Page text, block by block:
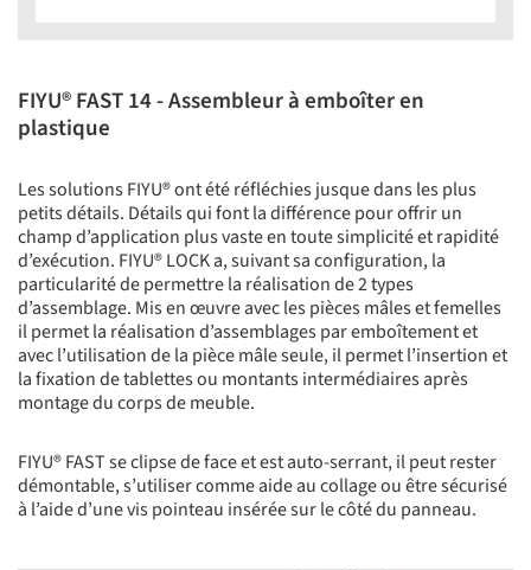
FIYU® FAST 14 - Assembleur à emboîter en
plastique
Les solutions FIYU® ont été réfléchies jusque dans les plus
petits détails. Détails qui font la différence pour offrir un
champ d’application plus vaste en toute simplicité et rapidité
d’exécution. FIYU® LOCK a, suivant sa configuration, la
particularité de permettre la réalisation de 2 types
d’assemblage. Mis en œuvre avec les pièces mâles et femelles
il permet la réalisation d’assemblages par emboîtement et
avec l’utilisation de la pièce mâle seule, il permet l’insertion et
la fixation de tablettes ou montants intermédiaires après
montage du corps de meuble.
FIYU® FAST se clipse de face et est auto-serrant, il peut rester
démontable, s’utiliser comme aide au collage ou être sécurisé
à l’aide d’une vis pointeau insérée sur le côté du panneau.